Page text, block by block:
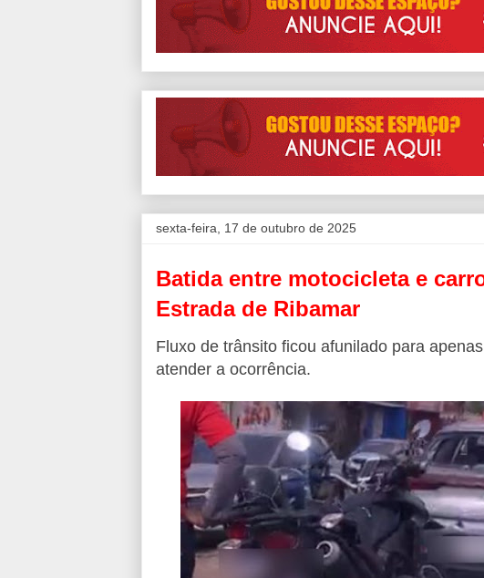
sexta-feira, 17 de outubro de 2025
Batida entre motocicleta e
Estrada de Ribamar
Fluxo de trânsito ficou afunilado para
atender a ocorrência.